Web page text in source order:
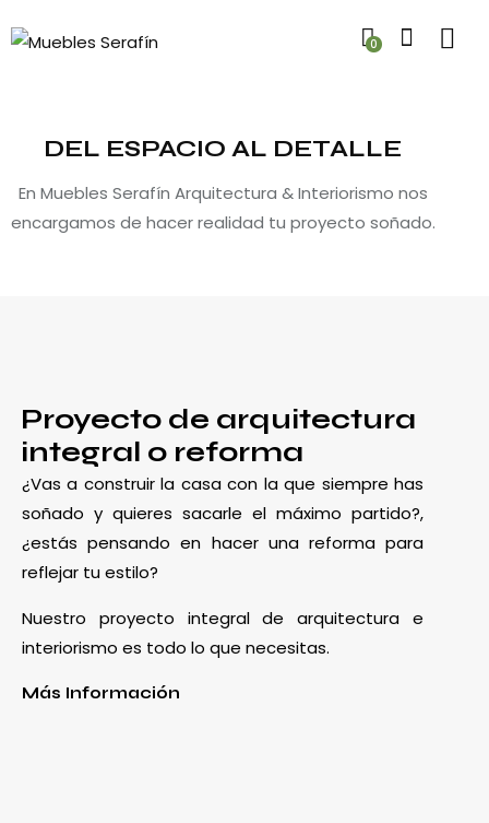
0
DEL ESPACIO AL DETALLE
En Muebles Serafín Arquitectura & Interiorismo nos
encargamos de hacer realidad tu proyecto soñado.
Proyecto de arquitectura
integral o reforma
¿Vas a construir la casa con la que siempre has
soñado y quieres sacarle el máximo partido?,
¿estás pensando en hacer una reforma para
reflejar tu estilo?
Nuestro proyecto integral de arquitectura e
interiorismo es todo lo que necesitas.
Más Información